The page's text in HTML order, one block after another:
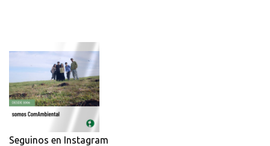
e
t
a
i
Seguinos en Instagram